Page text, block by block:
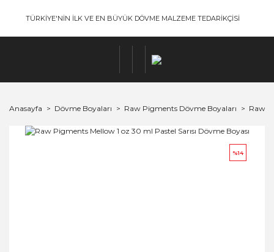
TÜRKİYE'NİN İLK VE EN BÜYÜK DÖVME MALZEME TEDARİKÇİSİ
Anasayfa Dövme Boyaları Raw Pigments Dövme Boyaları Raw
%14